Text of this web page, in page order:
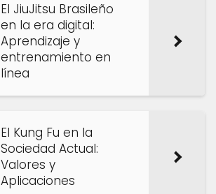
El JiuJitsu Brasileño
en la era digital:
Aprendizaje y
entrenamiento en
línea
El Kung Fu en la
Sociedad Actual:
Valores y
Aplicaciones